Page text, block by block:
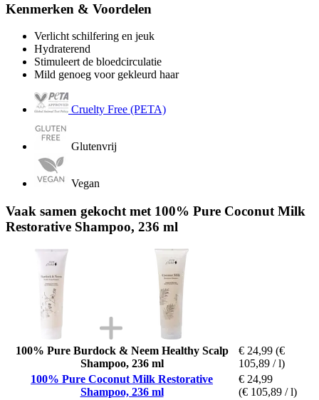
Kenmerken & Voordelen
Verlicht schilfering en jeuk
Hydraterend
Stimuleert de bloedcirculatie
Mild genoeg voor gekleurd haar
Cruelty Free (PETA)
Glutenvrij
Vegan
Vaak samen gekocht met 100% Pure Coconut Milk
Restorative Shampoo, 236 ml
100% Pure Burdock & Neem Healthy Scalp
Shampoo, 236 ml
€ 24,99 (€
105,89 / l)
100% Pure Coconut Milk Restorative
Shampoo, 236 ml
€ 24,99
(€ 105,89 / l)